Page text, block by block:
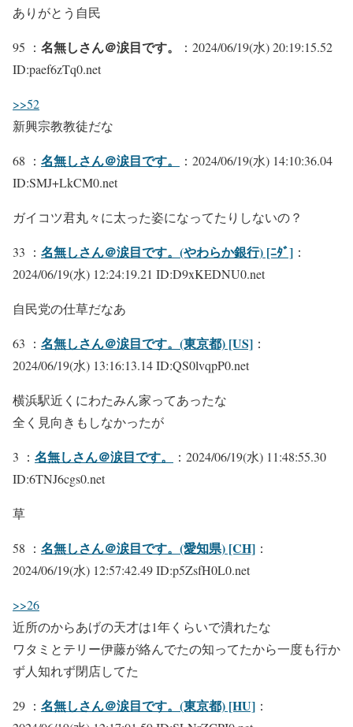
ありがとう自民
95 ： 名無しさん＠涙目です。
：2024/06/19(水) 20:19:15.52
ID:paef6zTq0.net
>>52
新興宗教教徒だな
68 ： 名無しさん＠涙目です。
：2024/06/19(水) 14:10:36.04
ID:SMJ+LkCM0.net
ガイコツ君丸々に太った姿になってたりしないの？
33 ： 名無しさん＠涙目です。(やわらか銀行) [ﾆﾀﾞ] ：
2024/06/19(水) 12:24:19.21 ID:D9xKEDNU0.net
自民党の仕草だなあ
63 ： 名無しさん＠涙目です。(東京都) [US] ：
2024/06/19(水) 13:16:13.14 ID:QS0lvqpP0.net
横浜駅近くにわたみん家ってあったな
全く見向きもしなかったが
3 ： 名無しさん＠涙目です。
：2024/06/19(水) 11:48:55.30
ID:6TNJ6cgs0.net
草
58 ： 名無しさん＠涙目です。(愛知県) [CH] ：
2024/06/19(水) 12:57:42.49 ID:p5ZsfH0L0.net
>>26
近所のからあげの天才は1年くらいで潰れたな
ワタミとテリー伊藤が絡んでたの知ってたから一度も行か
ず人知れず閉店してた
29 ： 名無しさん＠涙目です。(東京都) [HU] ：